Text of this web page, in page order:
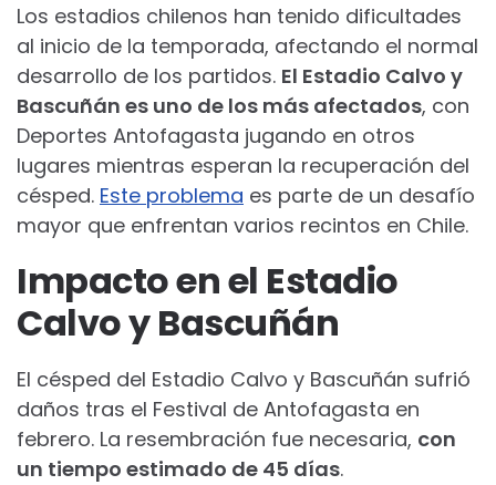
Los estadios chilenos han tenido dificultades
al inicio de la temporada, afectando el normal
desarrollo de los partidos. El Estadio Calvo y
Bascuñán es uno de los más afectados, con
Deportes Antofagasta jugando en otros
lugares mientras esperan la recuperación del
césped. Este problema es parte de un desafío
mayor que enfrentan varios recintos en Chile.
Impacto en el Estadio
Calvo y Bascuñán
El césped del Estadio Calvo y Bascuñán sufrió
daños tras el Festival de Antofagasta en
febrero. La resembración fue necesaria, con
un tiempo estimado de 45 días.